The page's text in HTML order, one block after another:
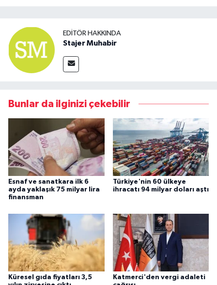
EDITÖR HAKKINDA
Stajer Muhabir
Bunlar da ilginizi çekebilir
Esnaf ve sanatkara ilk 6
ayda yaklaşık 75 milyar lira
finansman
Türkiye'nin 60 ülkeye
ihracatı 94 milyar doları aştı
Küresel gıda fiyatları 3,5
Katmerci'den vergi adaleti